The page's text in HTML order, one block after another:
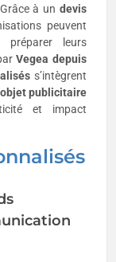
à un devis
peuvent
préparer leurs
Vegea depuis
s’intègrent
objet publicitaire
et impact